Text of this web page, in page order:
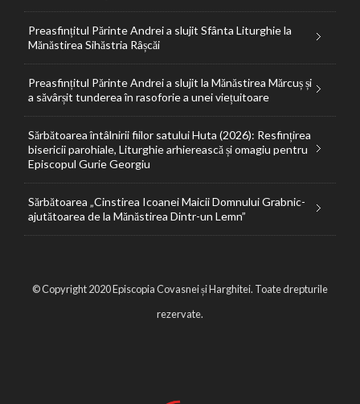
Preasfințitul Părinte Andrei a slujit Sfânta Liturghie la
Mănăstirea Sihăstria Râșcăi
Preasfințitul Părinte Andrei a slujit la Mănăstirea Mărcuș și
a săvârșit tunderea în rasoforie a unei viețuitoare
Sărbătoarea întâlnirii fiilor satului Huta (2026): Resfințirea
bisericii parohiale, Liturghie arhierească și omagiu pentru
Episcopul Gurie Georgiu
Sărbătoarea „Cinstirea Icoanei Maicii Domnului Grabnic-
ajutătoarea de la Mănăstirea Dintr-un Lemn”
© Copyright 2020 Episcopia Covasnei și Harghitei. Toate drepturile
rezervate.